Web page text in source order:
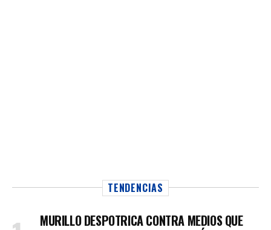
TENDENCIAS
MURILLO DESPOTRICA CONTRA MEDIOS QUE